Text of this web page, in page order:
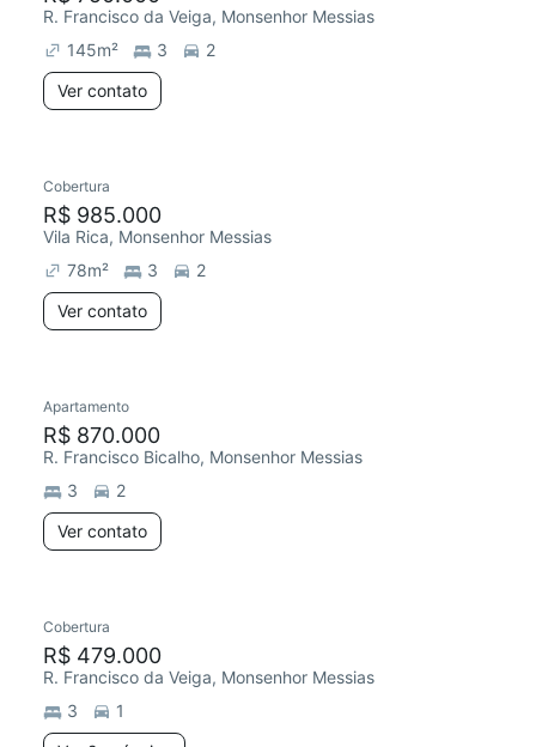
R. Francisco da Veiga, Monsenhor Messias
145m² 3
2
Ver contato
Cobertura
R$ 985.000
Vila Rica, Monsenhor Messias
78m² 3
2
Ver contato
Apartamento
R$ 870.000
R. Francisco Bicalho, Monsenhor Messias
3
2
Ver contato
Cobertura
R$ 479.000
R. Francisco da Veiga, Monsenhor Messias
3
1